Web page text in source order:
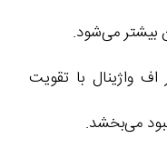
بیشتر می‌شود.
اف واژینال با تقویت
می‌بخشد.